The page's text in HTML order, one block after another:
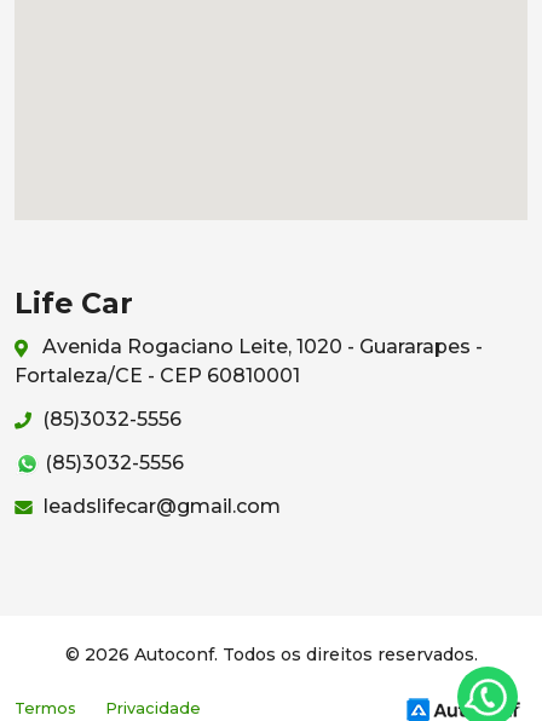
Life Car
Avenida Rogaciano Leite, 1020 - Guararapes -
Fortaleza/CE - CEP 60810001
(85)3032-5556
(85)3032-5556
leadslifecar@gmail.com
© 2026 Autoconf. Todos os direitos reservados.
Termos Privacidade